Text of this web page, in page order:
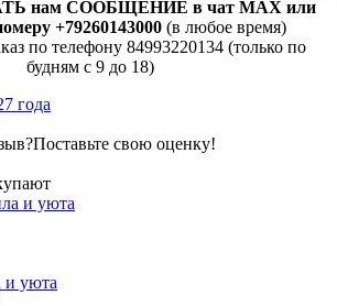
нам СООБЩЕНИЕ в чат MAX или
+79260143000(в любое время)
по телефону 84993220134 (только по
будням с 9 до 18)
Поставьте свою оценку!
и уюта